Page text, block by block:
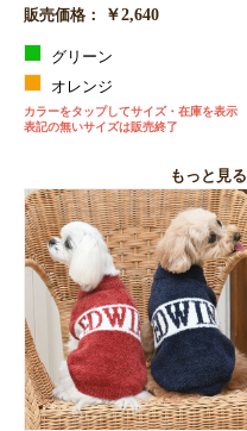
販売価格：
￥2,640
グリーン
オレンジ
カラーをタップしてサイズ・在庫を表示
表記の無いサイズは販売終了
もっと見る